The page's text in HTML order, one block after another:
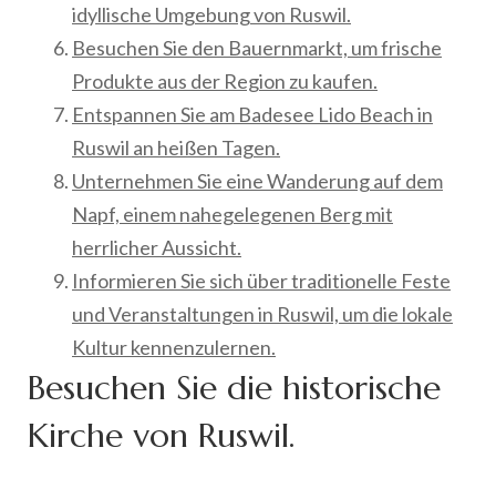
idyllische Umgebung von Ruswil.
Besuchen Sie den Bauernmarkt, um frische
Produkte aus der Region zu kaufen.
Entspannen Sie am Badesee Lido Beach in
Ruswil an heißen Tagen.
Unternehmen Sie eine Wanderung auf dem
Napf, einem nahegelegenen Berg mit
herrlicher Aussicht.
Informieren Sie sich über traditionelle Feste
und Veranstaltungen in Ruswil, um die lokale
Kultur kennenzulernen.
Besuchen Sie die historische
Kirche von Ruswil.